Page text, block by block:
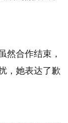
然合作结束，
，她表达了歉